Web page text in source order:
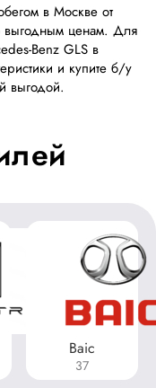
в Москве от
выгодным ценам. Для
Benz GLS в
и купите б/у
выгодой.
Baic
37